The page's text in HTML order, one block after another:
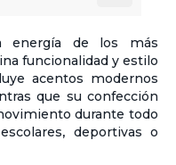
energía de los más
funcionalidad y estilo
acentos modernos
que su confección
durante todo
deportivas o